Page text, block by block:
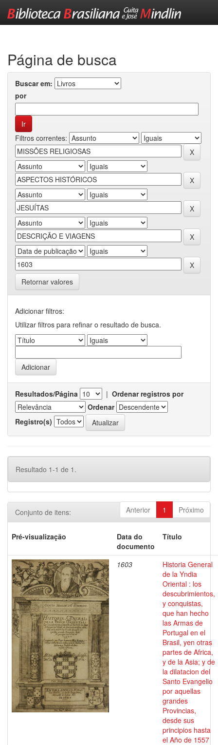
Página de busca
Buscar em:
por
Filtros correntes:
Retornar valores
Adicionar filtros:
Utilizar filtros para refinar o resultado de busca.
Resultados/Página | Ordenar registros por
Ordenar
Registro(s)
Resultado 1-1 de 1.
Anterior 1 Próximo
Conjunto de itens:
Pré-visualização
Data do
documento
Título
1603
Historia General
de la Yndia
Oriental : los
descubrimientos,
y conquistas,
que han hecho
las Armas de
Portugal en el
Brasil, yen otras
partes de Africa,
y de la Asia; y de
la dilatacion del
Santo Evangelio
por aquellas
grandes
Provincias,
desde sus
principios hasta
el Año de 1557